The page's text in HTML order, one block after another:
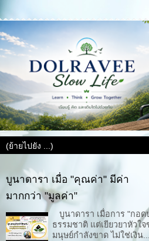
บูนาดารา เมื่อ "คุณค่า" มีค่า
มากกว่า "มูลค่า"
บูนาดารา เมื่อการ "กอด
ธรรมชาติ แต่เยียวยาหัวใ
มนุษย์กำลังขาด ไม่ใช่เงิน